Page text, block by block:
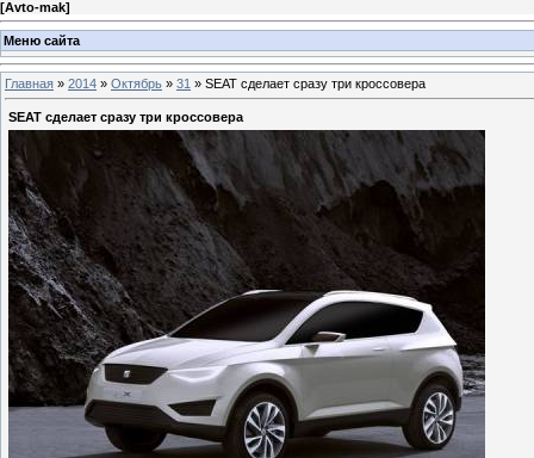
[Avto-mak]
Меню сайта
Главная » 2014 » Октябрь » 31 » SEAT сделает сразу три кроссовера
SEAT сделает сразу три кроссовера